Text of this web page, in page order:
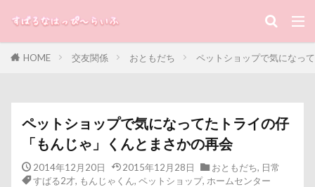
チキン
ツツジ
チワワ
チロルちゃん
チルトシフト
チャームポイント
チキンソーセージ
チャーくん
チャリティ撮影会
チャリティー
チャリティ
チャックくん
チャチャ丸くん
HOME 交友関係 おともだち ペットショップで気になっ
ペットショップで気になってたトライの仔
「もんじゃ」くんとまさかの再会
2014年12月20日 2015年12月28日 おともだち, 日常
すばる2才, もんじゃくん, ペットショップ, ホームセンター
カテゴリー
タグ